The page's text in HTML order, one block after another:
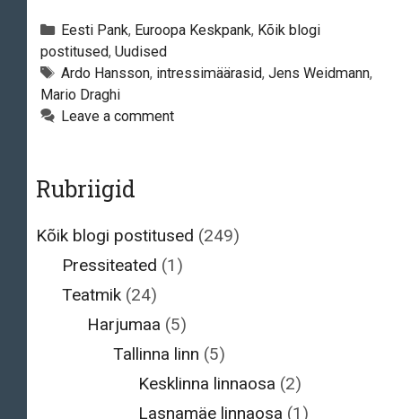
Keskpank
võib
intressimäärasid
tõsta
järgmise
keskel
Categories
Eesti Pank, Euroopa Keskpank, Kõik blogi
postitused, Uudised
Tags
Ardo Hansson, intressimäärasid, Jens Weidmann,
Mario Draghi
Leave a comment
Rubriigid
Kõik blogi postitused (249)
Pressiteated (1)
Teatmik(24)
Harjumaa (5)
Tallinna linn (5)
Kesklinna linnaosa (2)
Lasnamäe linnaosa (1)